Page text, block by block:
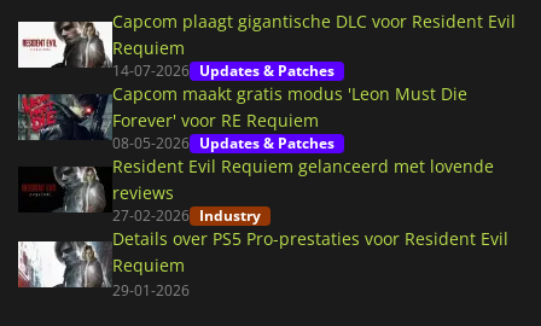
Capcom plaagt gigantische DLC voor Resident Evil
Requiem
14-07-2026 Updates & Patches
Capcom maakt gratis modus 'Leon Must Die
Forever' voor RE Requiem
08-05-2026 Updates & Patches
Resident Evil Requiem gelanceerd met lovende
reviews
27-02-2026 Industry
Details over PS5 Pro-prestaties voor Resident Evil
Requiem
29-01-2026